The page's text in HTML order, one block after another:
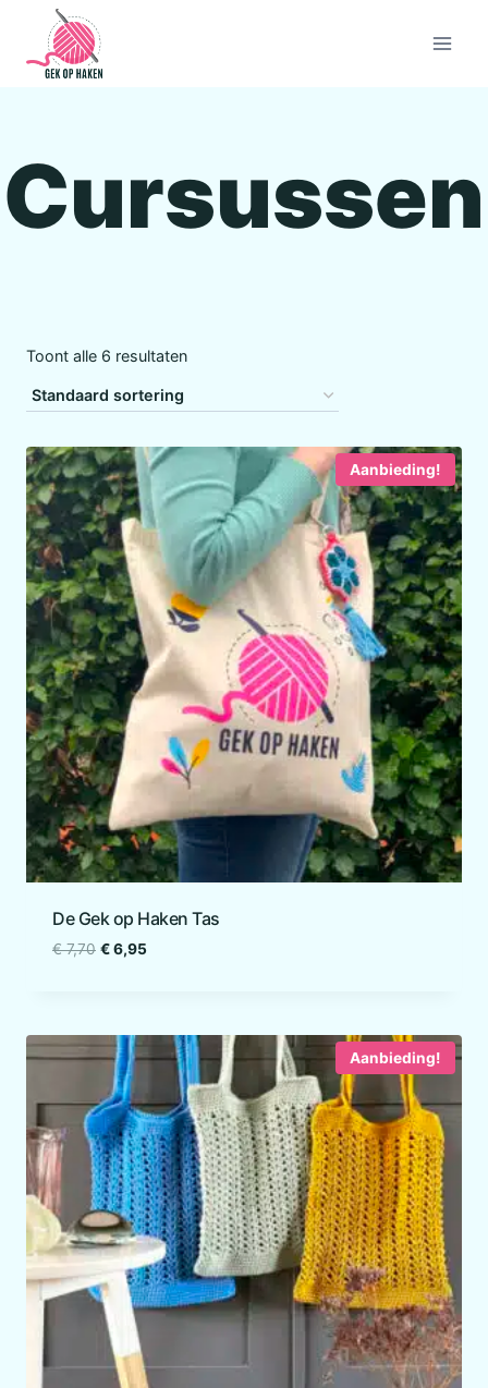
Doorgaan
inhoud
Cursussen
Toont alle 6 resultaten
Aanbieding!
De Gek op Haken Tas
€7,70 Oorspronkelijke
€6,95Huidige
Aanbieding!